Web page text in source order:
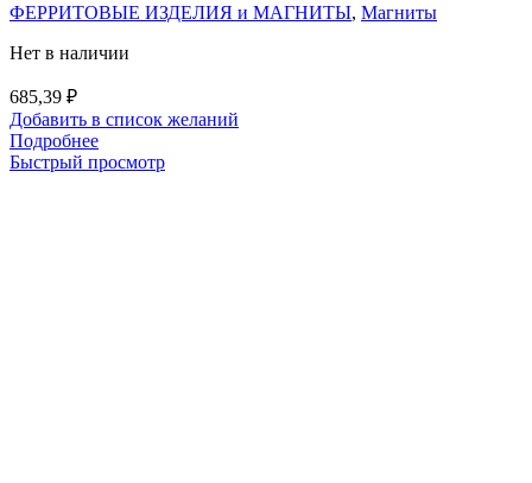
ФЕРРИТОВЫЕ ИЗДЕЛИЯ и МАГНИТЫ, Магниты
Нет в наличии
685,39 ₽
Добавить в список желаний
Подробнее
Быстрый просмотр